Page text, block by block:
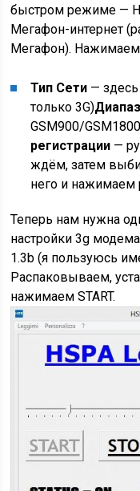
быстром режиме —
Мегафон-интернет
Мегафон). Нажимаем
Тип Сети —
только 3G)
GSM900/
регистрации —
ждём, затем
него и нажимаем
Теперь нам нужна
настройки 3g
1.3b (я пользуюсь
Распаковываем,
нажимаем START.